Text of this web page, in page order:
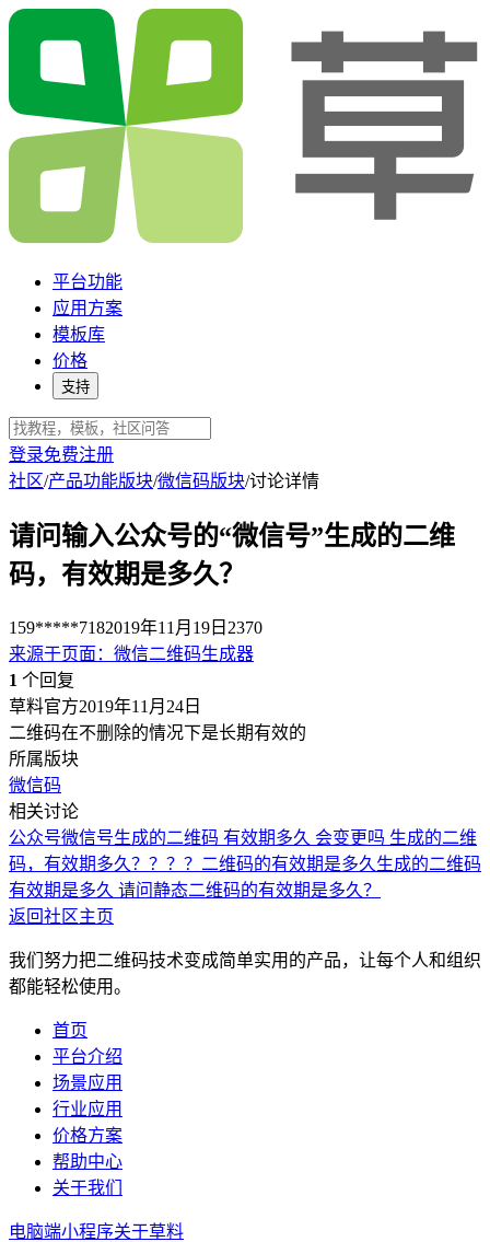
平台功能
应用方案
模板库
价格
支持
登录免费注册
社区/产品功能版块/微信码版块/讨论详情
请问输入公众号的“微信号”生成的二维
码，有效期是多久？
159*****7182019年11月19日 2370
来源于页面 ： 微信二维码生成器
1 个回复
草料官方2019年11月24日
二维码在不删除的情况下是长期有效的
所属版块
微信码
相关讨论
公众号微信号生成的二维码 有效期多久 会变更吗 生成的二维
码，有效期多久？？？？ 二维码的有效期是多久 生成的二维码
有效期是多久 请问静态二维码的有效期是多久？
返回社区主页
我们努力把二维码技术变成简单实用的产品，让每个人和组织
都能轻松使用。
首页
平台介绍
场景应用
行业应用
价格方案
帮助中心
关于我们
电脑端小程序关于草料